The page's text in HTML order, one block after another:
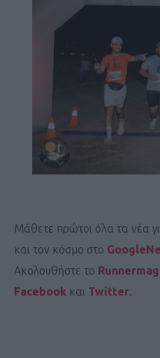
Μάθετε πρώτοι όλα τα νέα
και τον κόσμο στο
Ακολουθήστε το
Facebook και Twitter.